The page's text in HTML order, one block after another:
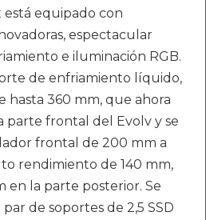
está equipado con
espectacular
e iluminación RGB.
de enfriamiento líquido,
hasta 360 mm, que ahora
parte frontal del Evolv y se
frontal de 200 mm a
rendimiento de 140 mm,
en la parte posterior. Se
de soportes de 2,5 SSD